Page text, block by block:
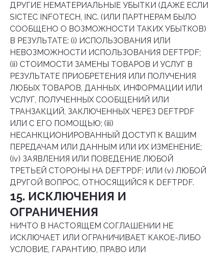
ДРУГИЕ НЕМАТЕРИАЛЬНЫЕ УБЫТКИ (ДАЖЕ ЕСЛИ
SICTEC INFOTECH, INC. (ИЛИ ПАРТНЕРАМ БЫЛО
СООБЩЕНО О ВОЗМОЖНОСТИ ТАКИХ УБЫТКОВ)
В РЕЗУЛЬТАТЕ: (i) ИСПОЛЬЗОВАНИЯ ИЛИ
НЕВОЗМОЖНОСТИ ИСПОЛЬЗОВАНИЯ DEFTPDF;
(ii) СТОИМОСТИ ЗАМЕНЫ ТОВАРОВ И УСЛУГ В
РЕЗУЛЬТАТЕ ПРИОБРЕТЕНИЯ ИЛИ ПОЛУЧЕНИЯ
ЛЮБЫХ ТОВАРОВ, ДАННЫХ, ИНФОРМАЦИИ ИЛИ
УСЛУГ, ПОЛУЧЕННЫХ СООБЩЕНИЙ ИЛИ
ТРАНЗАКЦИЙ, ЗАКЛЮЧЕННЫХ ЧЕРЕЗ DEFTPDF
ИЛИ С ЕГО ПОМОЩЬЮ; (iii)
НЕСАНКЦИОНИРОВАННЫЙ ДОСТУП К ВАШИМ
ПЕРЕДАЧАМ ИЛИ ДАННЫМ ИЛИ ИХ ИЗМЕНЕНИЕ;
(iv) ЗАЯВЛЕНИЯ ИЛИ ПОВЕДЕНИЕ ЛЮБОЙ
ТРЕТЬЕЙ СТОРОНЫ НА DEFTPDF; ИЛИ (v) ЛЮБОЙ
ДРУГОЙ ВОПРОС, ОТНОСЯЩИЙСЯ К DEFTPDF.
15. ИСКЛЮЧЕНИЯ И
ОГРАНИЧЕНИЯ
НИЧТО В НАСТОЯЩЕМ СОГЛАШЕНИИ НЕ
ИСКЛЮЧАЕТ ИЛИ ОГРАНИЧИВАЕТ КАКОЕ-ЛИБО
УСЛОВИЕ, ГАРАНТИЮ, ПРАВО ИЛИ